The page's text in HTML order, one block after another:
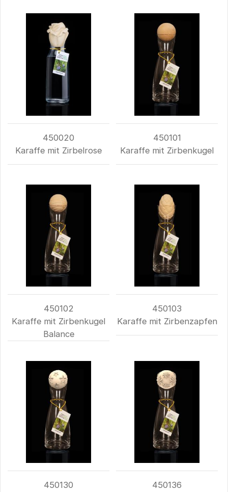
450020
Karaffe mit Zirbelrose
450101
Karaffe mit Zirbenkugel
450102
Karaffe mit Zirbenkugel
Balance
450103
Karaffe mit Zirbenzapfen
450130
450136